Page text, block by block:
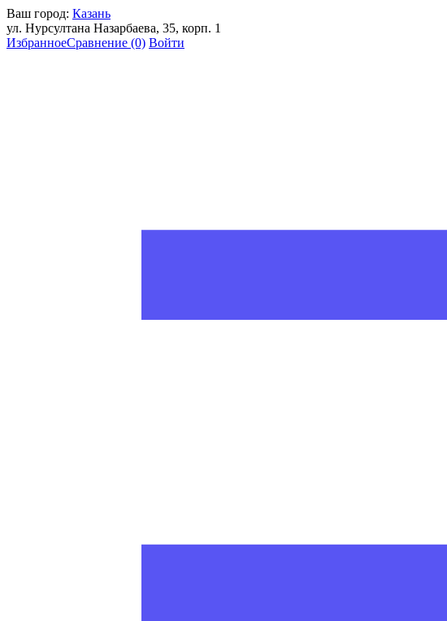
Ваш город: Казань
ул. Нурсултана Назарбаева, 35, корп. 1
ИзбранноеСравнение (0) Войти